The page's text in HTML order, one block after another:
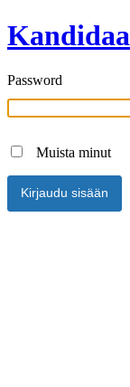
Password
Muista minut